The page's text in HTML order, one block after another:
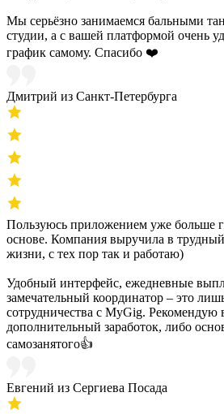
Мы серьёзно занимаемся бальными
студии, а с вашей платформой очень
график самому. Спасибо ❤️
Дмитрий из Санкт-Петербурга
Пользуюсь приложением уже больше
основе. Компания выручила в
жизни, с тех пор так и работаю)
Удобный интерфейс, ежедневные
замечательный координатор – это
сотрудничества с MyGig. Рекомендую
дополнительный заработок, либо
самозанятого👍
Евгений из Сергиева Посада